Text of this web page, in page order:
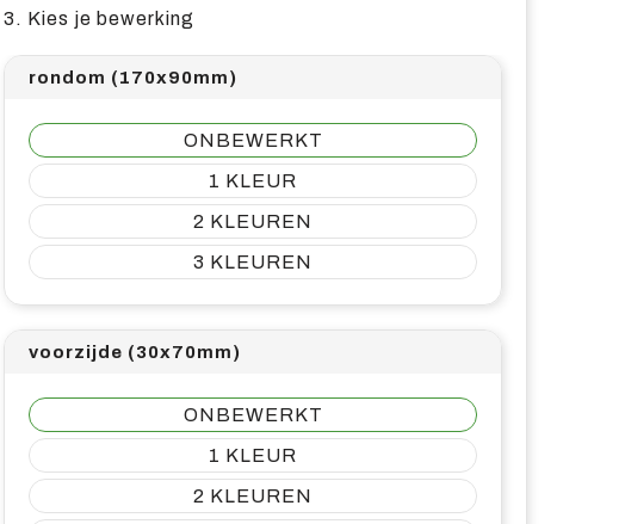
3. Kies je bewerking
rondom (170x90mm)
ONBEWERKT
1
2
3
voorzijde (30x70mm)
ONBEWERKT
1
2